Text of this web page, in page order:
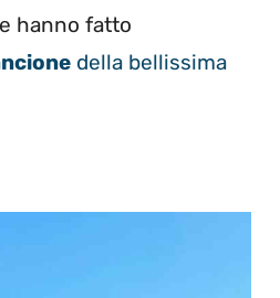
hanno fatto
della bellissima